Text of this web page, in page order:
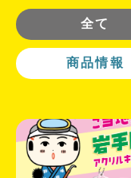
全て
商品情報